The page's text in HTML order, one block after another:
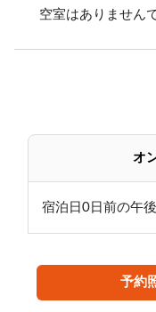
空室はありません
オ
宿泊日0日前の午
予約